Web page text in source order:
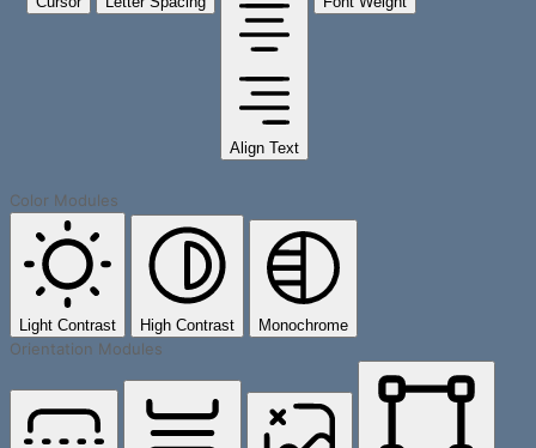
Align Text
Color Modules
Light Contrast High Contrast Monochrome
Orientation Modules